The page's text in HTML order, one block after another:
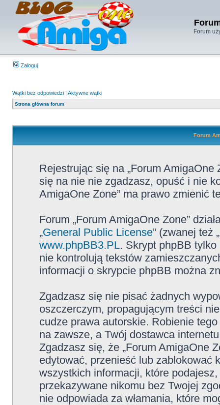
Forum
Zaloguj
Wątki bez odpowiedzi | Aktywne wątki
Strona główna forum
Forum
Rejestrując się na „Forum
się na nie nie zgadzasz, opuść i nie
AmigaOne Zone” ma prawo zmienić
Forum „Forum AmigaOne Zone”
„General Public License” (zwanej też
www.phpBB3.PL. Skrypt phpBB tylko
nie kontrolują tekstów
informacji o skrypcie phpBB można
Zgadzasz się nie pisać żadnych
oszczerczym, propagującym treści
cudze prawa autorskie. Robienie
na zawsze, a Twój dostawca
Zgadzasz się, że „Forum AmigaOne
edytować, przenieść lub zablokować
wszystkich informacji, które
przekazywane nikomu bez Twojej
nie odpowiada za włamania, które